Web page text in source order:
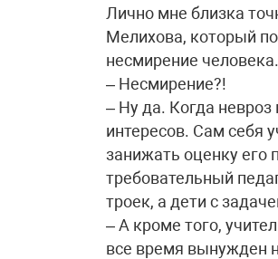
Лично мне близка
Мелихова, который
несмирение человека.
– Несмирение?!
– Ну да. Когда
интересов. Сам себя
занижать оценку его
требовательный
троек, а дети с
– А кроме того,
все время вынужден